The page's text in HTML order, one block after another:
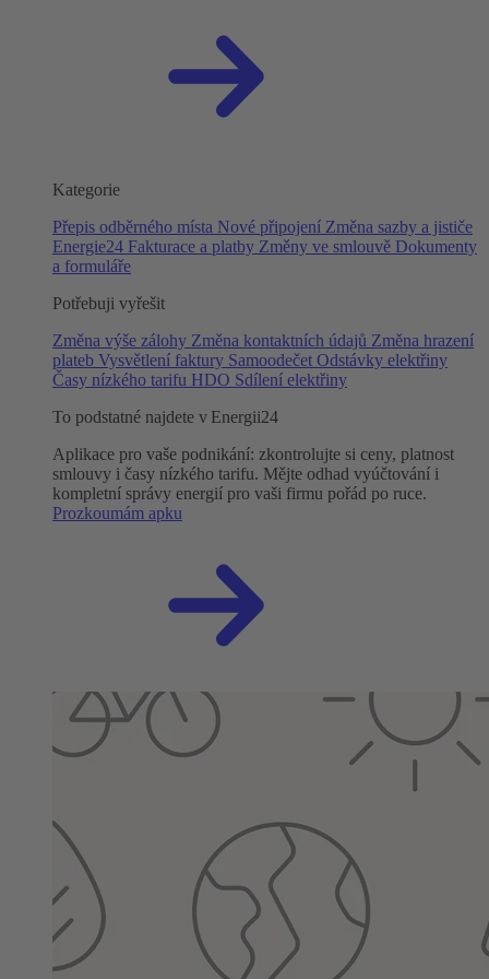
Kategorie
Přepis odběrného místa Nové připojení Změna sazby a jističe
Energie24 Fakturace a platby Změny ve smlouvě Dokumenty
a formuláře
Potřebuji vyřešit
Změna výše zálohy Změna kontaktních údajů Změna hrazení
plateb Vysvětlení faktury Samoodečet Odstávky elektřiny
Časy nízkého tarifu HDO Sdílení elektřiny
To podstatné najdete v Energii24
Aplikace pro vaše podnikání: zkontrolujte si ceny, platnost
smlouvy i časy nízkého tarifu. Mějte odhad vyúčtování i
kompletní správy energií pro vaši firmu pořád po ruce.
Prozkoumám apku